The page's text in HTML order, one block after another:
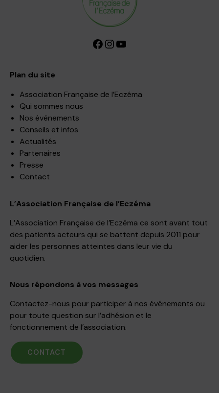
Facebook InstagramYouTube
Plan du site
Association Française de l’Eczéma
Qui sommes nous
Nos événements
Conseils et infos
Actualités
Partenaires
Presse
Contact
L’Association Française de l’Eczéma
L’Association Française de l’Eczéma ce sont avant tout
des patients acteurs qui se battent depuis 2011 pour
aider les personnes atteintes dans leur vie du
quotidien.
Nous répondons à vos messages
Contactez-nous pour participer à nos événements ou
pour toute question sur l’adhésion et le
fonctionnement de l’association.
CONTACT